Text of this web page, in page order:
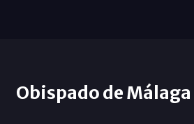
Obispado de Málaga